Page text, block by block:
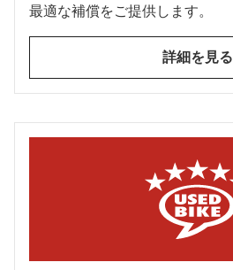
最適な補償をご提供します。
詳細を見る